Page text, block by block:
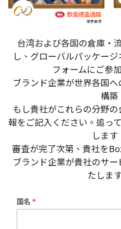
台湾および各国の倉庫・
し、グローバルパッケー
フォームにご参
ブランド企業が世界各国
構築
もし貴社がこれらの分野
報をご記入ください。追っ
します
審査が完了次第、貴社を
ブランド企業が貴社のサ
たしま
国名 *